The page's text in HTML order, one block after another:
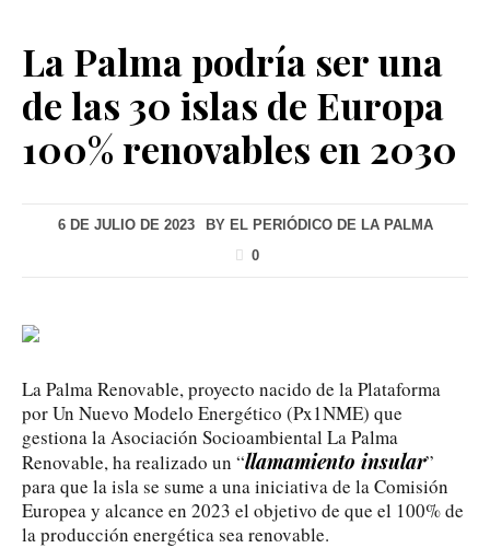
La Palma podría ser una
de las 30 islas de Europa
100% renovables en 2030
6 DE JULIO DE 2023 BY EL PERIÓDICO DE LA PALMA
0
La Palma Renovable, proyecto nacido de la Plataforma
por Un Nuevo Modelo Energético (Px1NME) que
gestiona la Asociación Socioambiental La Palma
Renovable, ha realizado un “llamamiento insular”
para que la isla se sume a una iniciativa de la Comisión
Europea y alcance en 2023 el objetivo de que el 100% de
la producción energética sea renovable.